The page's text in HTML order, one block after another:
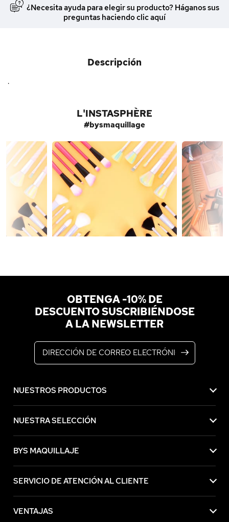
¿Necesita ayuda para elegir su producto? Háganos sus
preguntas haciendo clic aquí
Descripción
.
L'INSTASPHÈRE
#bysmaquillage
OBTENGA -10% DE
DESCUENTO SUSCRIBIÉNDOSE
A LA NEWSLETTER
NUESTROS PRODUCTOS
NUESTRA SELECCIÓN
BYS MAQUILLAJE
SERVICIO DE ATENCIÓN AL CLIENTE
VENTAJAS